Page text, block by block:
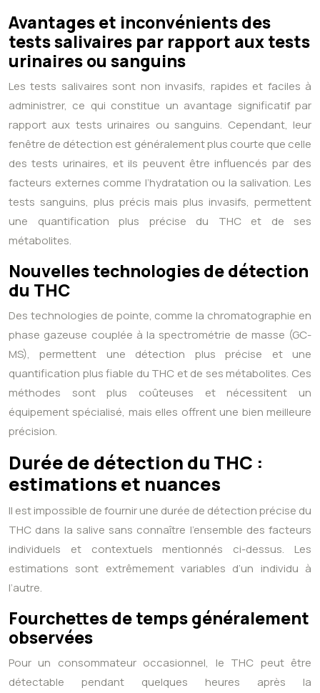
Avantages et inconvénients des
tests salivaires par rapport aux tests
urinaires ou sanguins
Les tests salivaires sont non invasifs, rapides et faciles à
administrer, ce qui constitue un avantage significatif par
rapport aux tests urinaires ou sanguins. Cependant, leur
fenêtre de détection est généralement plus courte que celle
des tests urinaires, et ils peuvent être influencés par des
facteurs externes comme l’hydratation ou la salivation. Les
tests sanguins, plus précis mais plus invasifs, permettent
une quantification plus précise du THC et de ses
métabolites.
Nouvelles technologies de détection
du THC
Des technologies de pointe, comme la chromatographie en
phase gazeuse couplée à la spectrométrie de masse (GC-
MS), permettent une détection plus précise et une
quantification plus fiable du THC et de ses métabolites. Ces
méthodes sont plus coûteuses et nécessitent un
équipement spécialisé, mais elles offrent une bien meilleure
précision.
Durée de détection du THC :
estimations et nuances
Il est impossible de fournir une durée de détection précise du
THC dans la salive sans connaître l’ensemble des facteurs
individuels et contextuels mentionnés ci-dessus. Les
estimations sont extrêmement variables d’un individu à
l’autre.
Fourchettes de temps généralement
observées
Pour un consommateur occasionnel, le THC peut être
détectable pendant quelques heures après la